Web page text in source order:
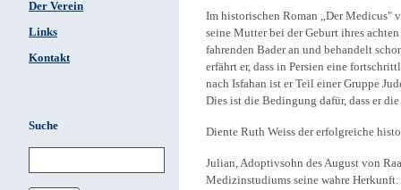
Der Verein
Links
Kontakt
Suche
Im historischen Roman „Der Medicus"
seine Mutter bei der Geburt ihres
fahrenden Bader an und behandelt
erfährt er, dass in Persien eine
nach Isfahan ist er Teil einer Gruppe
Dies ist die Bedingung dafür, dass er
Diente Ruth Weiss der erfolgreiche
Julian, Adoptivsohn des August von
Medizinstudiums seine wahre